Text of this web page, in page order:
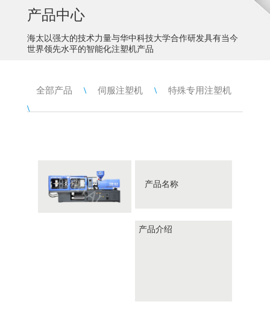
产品中心
海太以强大的技术力量与华中科技大学合作研发具有当今
世界领先水平的智能化注塑机产品
全部产品 \ 伺服注塑机 \
特殊专用注塑机
\
产品名称
产品介绍